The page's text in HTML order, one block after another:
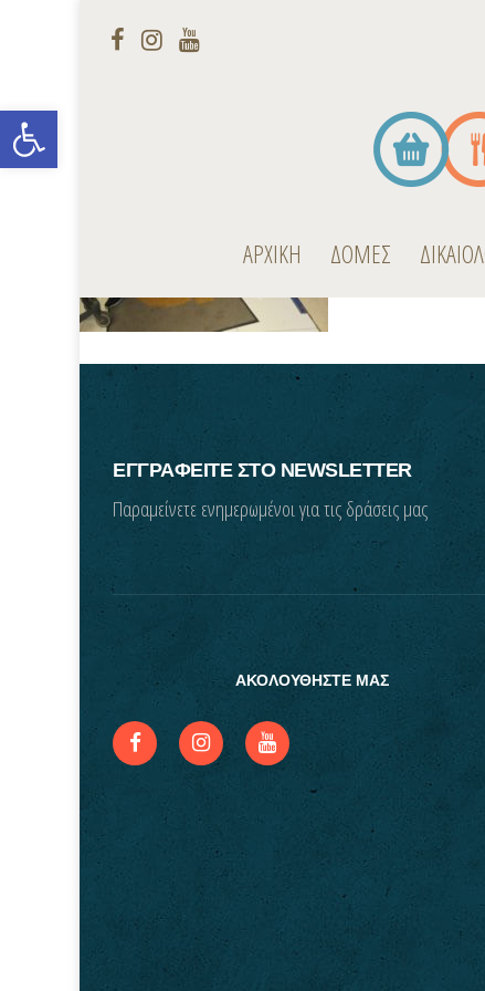
Open toolbar
ΑΡΧΙΚΗ ΔΟΜΕΣ
ΕΓΓΡΑΦΕΙΤΕ ΣΤΟ NEWSLETTER
Παραμείνετε ενημερωμένοι για τις δράσεις μας
ΑΚΟΛΟΥΘΗΣΤΕ ΜΑΣ